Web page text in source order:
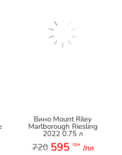
Вино Mount Riley
Marlborough Riesling
2022 0.75 л
720 595 грн /пл